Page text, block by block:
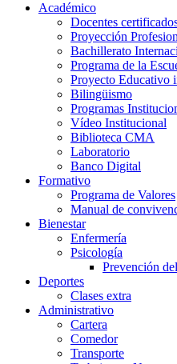
Académico
Docentes
Proyección
Bachillerato
Programa de la
Proyecto Educativo
Bilingüismo
Programas
Vídeo Institucional
Biblioteca CMA
Laboratorio
Banco Digital
Formativo
Programa de Valores
Manual de
Bienestar
Enfermería
Psicología
Prevención
Deportes
Clases extra
Administrativo
Cartera
Comedor
Transporte